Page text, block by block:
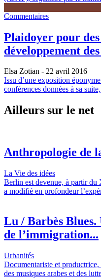
Commentaires
Plaidoyer pour
développement
Elsa Zotian - 22 avril 2016
Issu d’une exposition
conférences données à sa
Ailleurs sur le net
Anthropologie de
La Vie des idées
Berlin est devenue, à partir
a modifié en profondeur
Lu / Barbès
de l’immigration...
Urbanités
Documentariste et
des musiques arabes et des